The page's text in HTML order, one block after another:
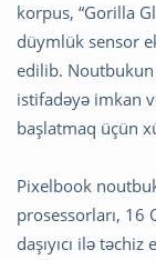
korpus, “Gorilla
düymlük sensor
edilib.
istifadəyə imkan
başlatmaq üçün
Pixelbook
prosessorları, 16
daşıyıcı ilə